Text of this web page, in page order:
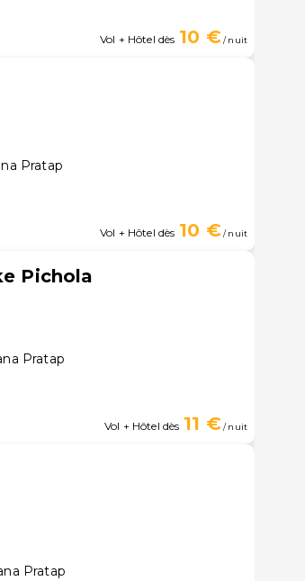
Vol + Hôtel dès 10 €/ nuit
Pratap
Vol + Hôtel dès 10 €/ nuit
Pichola
Pratap
Vol + Hôtel dès 11 €/ nuit
Pratap